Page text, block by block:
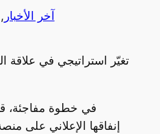
آخر الأخبار ,
تغيّر استراتيجي في علاقة
في خطوة مفاجئة،
إنفاقها الإعلاني على